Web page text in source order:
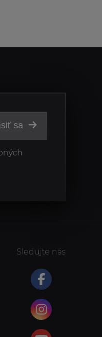
sa
Sledujte nás